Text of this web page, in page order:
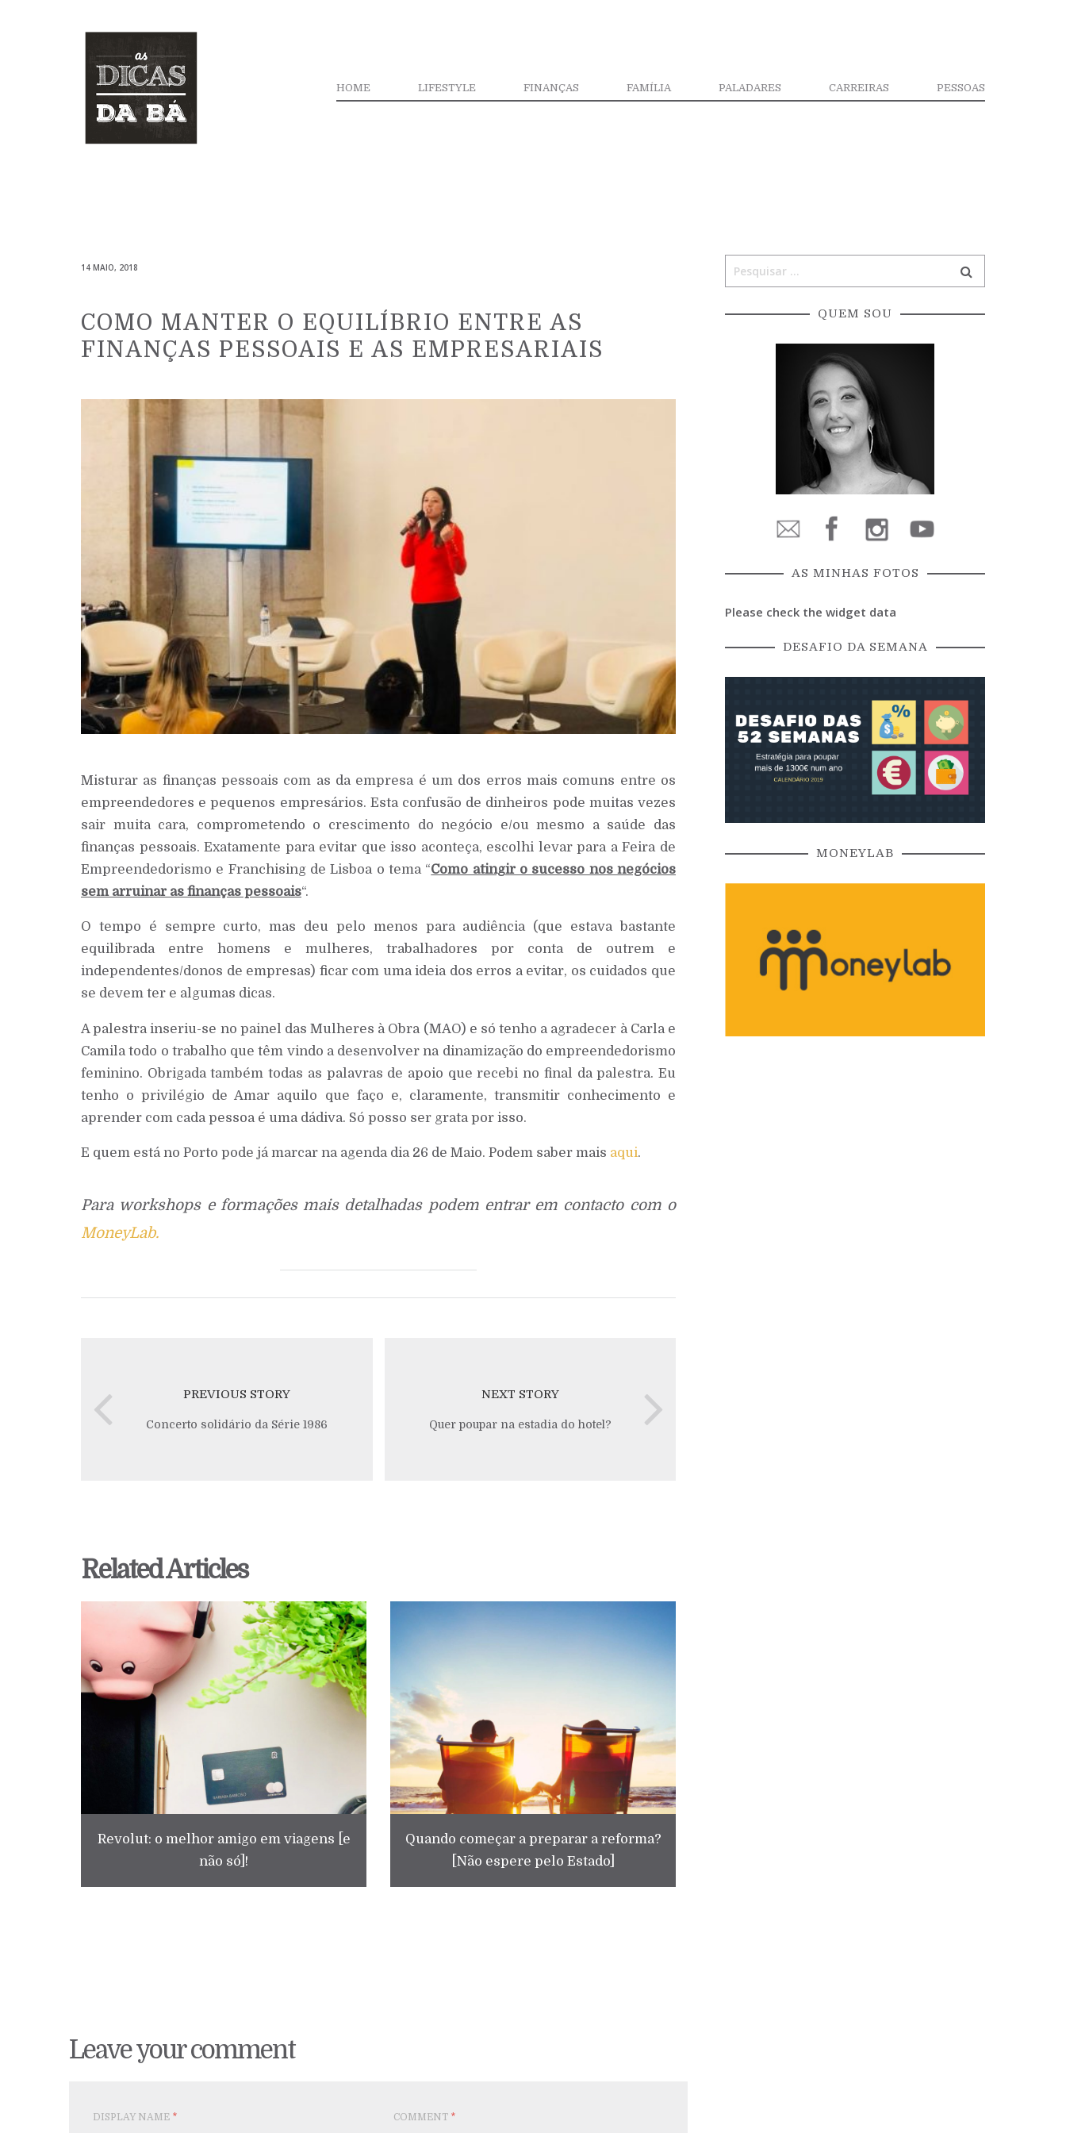
HOME LIFESTYLE FINANÇAS FAMÍLIA PALADARES CARREIRAS PESSOAS
14 MAIO, 2018
COMO MANTER O EQUILÍBRIO ENTRE AS
FINANÇAS PESSOAIS E AS EMPRESARIAIS
Misturar as finanças pessoais com as da empresa é um dos erros mais comuns entre os
empreendedores e pequenos empresários. Esta confusão de dinheiros pode muitas vezes
sair muita cara, comprometendo o crescimento do negócio e/ou mesmo a saúde das
finanças pessoais. Exatamente para evitar que isso aconteça, escolhi levar para a Feira de
Empreendedorismo e Franchising de Lisboa o tema “Como atingir o sucesso nos negócios
sem arruinar as finanças pessoais“.
O tempo é sempre curto, mas deu pelo menos para audiência (que estava bastante
equilibrada entre homens e mulheres, trabalhadores por conta de outrem e
independentes/donos de empresas) ficar com uma ideia dos erros a evitar, os cuidados que
se devem ter e algumas dicas.
A palestra inseriu-se no painel das Mulheres à Obra (MAO) e só tenho a agradecer à Carla e
Camila todo o trabalho que têm vindo a desenvolver na dinamização do empreendedorismo
feminino. Obrigada também todas as palavras de apoio que recebi no final da palestra. Eu
tenho o privilégio de Amar aquilo que faço e, claramente, transmitir conhecimento e
aprender com cada pessoa é uma dádiva. Só posso ser grata por isso.
E quem está no Porto pode já marcar na agenda dia 26 de Maio. Podem saber mais aqui.
Para workshops e formações mais detalhadas podem entrar em contacto com o
MoneyLab.
PREVIOUS STORY
Concerto solidário da Série 1986
NEXT STORY
Quer poupar na estadia do hotel?
Related Articles
Revolut: o melhor amigo em viagens [e
não só]!
Quando começar a preparar a reforma?
[Não espere pelo Estado]
Leave your comment
DISPLAY NAME * COMMENT *
QUEM SOU
AS MINHAS FOTOS
Please check the widget data
DESAFIO DA SEMANA
MONEYLAB